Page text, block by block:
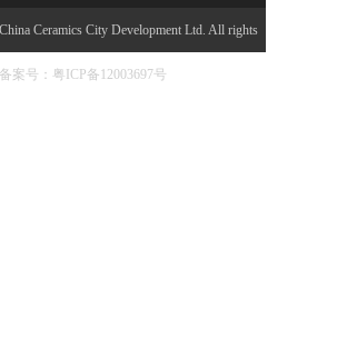
Ceramics City Development Ltd. All rights
备案号：粤ICP备12003697号